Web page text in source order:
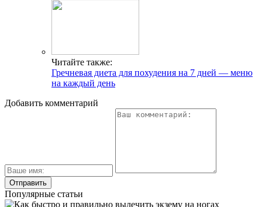
Читайте также:
Гречневая диета для похудения на 7 дней — меню
на каждый день
Добавить комментарий
Популярные статьи